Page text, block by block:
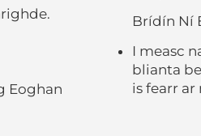
Eoghan
Brídín Ní
I measc
blianta
is fearr ar